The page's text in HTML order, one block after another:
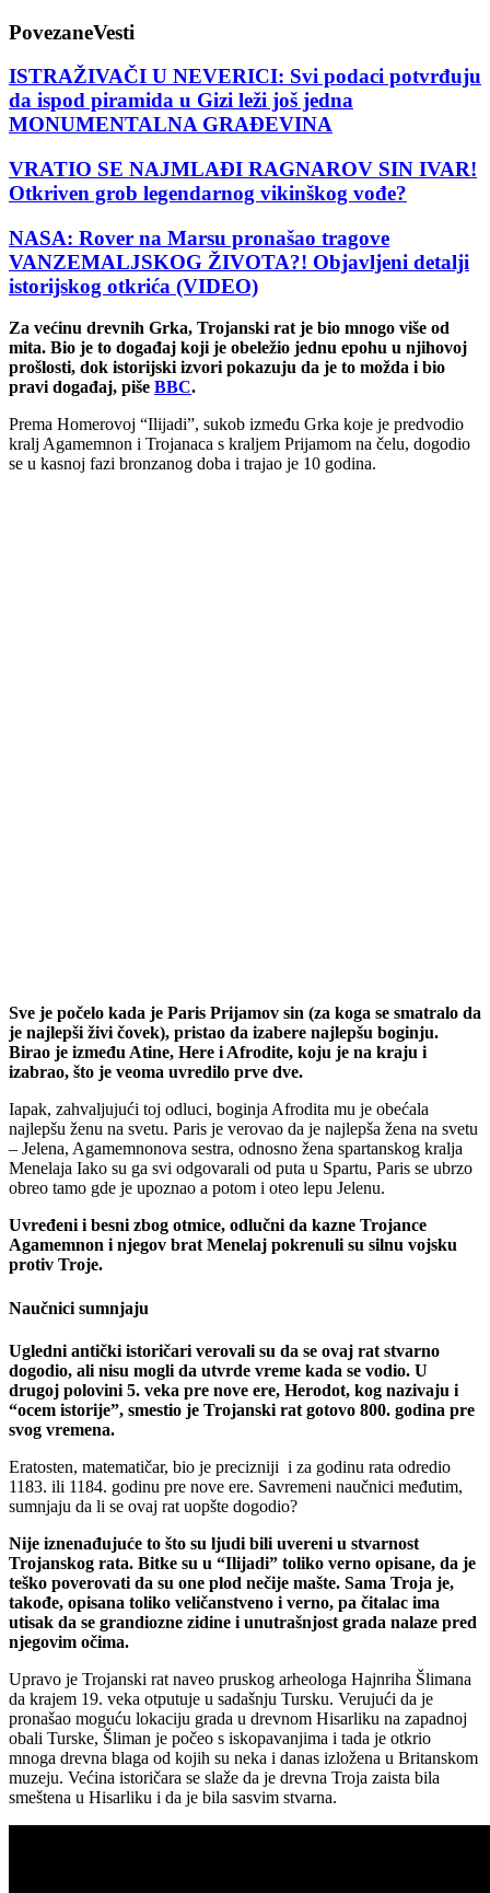
PovezaneVesti
ISTRAŽIVAČI U NEVERICI: Svi podaci potvrđuju
da ispod piramida u Gizi leži još jedna
MONUMENTALNA GRAĐEVINA
VRATIO SE NAJMLAĐI RAGNAROV SIN IVAR!
Otkriven grob legendarnog vikinškog vođe?
NASA: Rover na Marsu pronašao tragove
VANZEMALJSKOG ŽIVOTA?! Objavljeni detalji
istorijskog otkrića (VIDEO)
Za većinu drevnih Grka, Trojanski rat je bio mnogo više od
mita. Bio je to događaj koji je obeležio jednu epohu u njihovoj
prošlosti, dok istorijski izvori pokazuju da je to možda i bio
pravi događaj, piše BBC.
Prema Homerovoj “Ilijadi”, sukob između Grka koje je predvodio
kralj Agamemnon i Trojanaca s kraljem Prijamom na čelu, dogodio
se u kasnoj fazi bronzanog doba i trajao je 10 godina.
Sve je počelo kada je Paris Prijamov sin (za koga se smatralo da
je najlepši živi čovek), pristao da izabere najlepšu boginju.
Birao je između Atine, Here i Afrodite, koju je na kraju i
izabrao, što je veoma uvredilo prve dve.
Iapak, zahvaljujući toj odluci, boginja Afrodita mu je obećala
najlepšu ženu na svetu. Paris je verovao da je najlepša žena na svetu
– Jelena, Agamemnonova sestra, odnosno žena spartanskog kralja
Menelaja Iako su ga svi odgovarali od puta u Spartu, Paris se ubrzo
obreo tamo gde je upoznao a potom i oteo lepu Jelenu.
Uvređeni i besni zbog otmice, odlučni da kazne Trojance
Agamemnon i njegov brat Menelaj pokrenuli su silnu vojsku
protiv Troje.
Naučnici sumnjaju
Ugledni antički istoričari verovali su da se ovaj rat stvarno
dogodio, ali nisu mogli da utvrde vreme kada se vodio. U
drugoj polovini 5. veka pre nove ere, Herodot, kog nazivaju i
“ocem istorije”, smestio je Trojanski rat gotovo 800. godina pre
svog vremena.
Eratosten, matematičar, bio je precizniji i za godinu rata odredio
1183. ili 1184. godinu pre nove ere. Savremeni naučnici međutim,
sumnjaju da li se ovaj rat uopšte dogodio?
Nije iznenađujuće to što su ljudi bili uvereni u stvarnost
Trojanskog rata. Bitke su u “Ilijadi” toliko verno opisane, da je
teško poverovati da su one plod nečije mašte. Sama Troja je,
takođe, opisana toliko veličanstveno i verno, pa čitalac ima
utisak da se grandiozne zidine i unutrašnjost grada nalaze pred
njegovim očima.
Upravo je Trojanski rat naveo pruskog arheologa Hajnriha Šlimana
da krajem 19. veka otputuje u sadašnju Tursku. Verujući da je
pronašao moguću lokaciju grada u drevnom Hisarliku na zapadnoj
obali Turske, Šliman je počeo s iskopavanjima i tada je otkrio
mnoga drevna blaga od kojih su neka i danas izložena u Britanskom
muzeju. Većina istoričara se slaže da je drevna Troja zaista bila
smeštena u Hisarliku i da je bila sasvim stvarna.